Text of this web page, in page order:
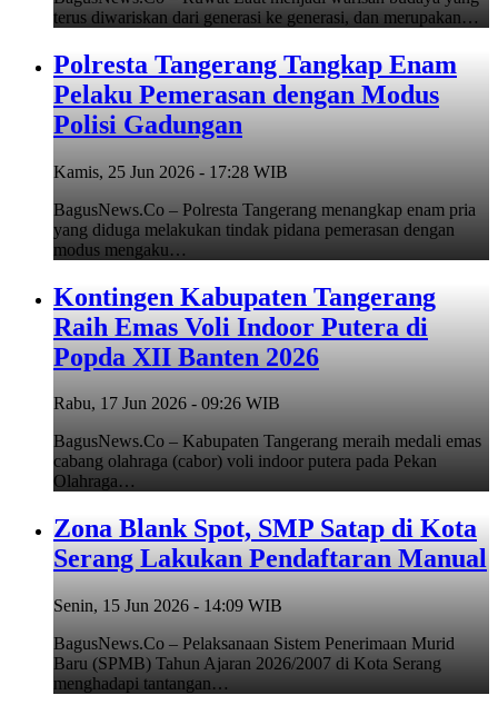
terus diwariskan dari generasi ke generasi, dan merupakan…
Polresta Tangerang Tangkap Enam
Pelaku Pemerasan dengan Modus
Polisi Gadungan
Kamis, 25 Jun 2026 - 17:28 WIB
BagusNews.Co – Polresta Tangerang menangkap enam pria
yang diduga melakukan tindak pidana pemerasan dengan
modus mengaku…
Kontingen Kabupaten Tangerang
Raih Emas Voli Indoor Putera di
Popda XII Banten 2026
Rabu, 17 Jun 2026 - 09:26 WIB
BagusNews.Co – Kabupaten Tangerang meraih medali emas
cabang olahraga (cabor) voli indoor putera pada Pekan
Olahraga…
Zona Blank Spot, SMP Satap di Kota
Serang Lakukan Pendaftaran Manual
Senin, 15 Jun 2026 - 14:09 WIB
BagusNews.Co – Pelaksanaan Sistem Penerimaan Murid
Baru (SPMB) Tahun Ajaran 2026/2007 di Kota Serang
menghadapi tantangan…